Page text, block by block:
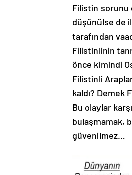
Filistin sorunu
düşünülse de
tarafından
Filistinlinin
önce kimindi
Filistinli
kaldı? Demek
Bu olaylar
bulaşmamak,
güvenilmez…